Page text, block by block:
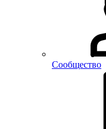
Сообщество